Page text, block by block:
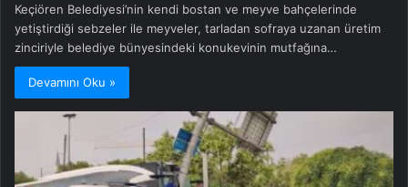
Keçiören Belediyesi’nin kendi bostan ve meyve bahçelerinde
yetiştirdiği sebzeler ile meyveler, tarladan sofraya uzanan üretim
zinciriyle belediye bünyesindeki konukevinin mutfağına…
Devamını Oku »